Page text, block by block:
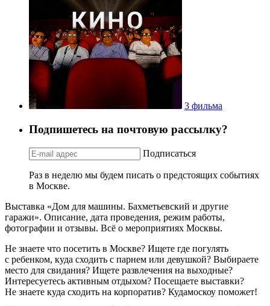
3 фильма
Подпишетесь на почтовую рассылку?
Подписаться
Раз в неделю мы будем писать о предстоящих событиях
в Москве.
Выставка «Дом для машины. Бахметьевский и другие
гаражи». Описание, дата проведения, режим работы,
фотографии и отзывы. Всё о мероприятиях Москвы.
Не знаете что посетить в Москве? Ищете где погулять
с ребенком, куда сходить с парнем или девушкой? Выбираете
место для свидания? Ищете развлечения на выходные?
Интересуетесь активным отдыхом? Посещаете выставки?
Не знаете куда сходить на корпоратив? Кудамоскоу поможет!